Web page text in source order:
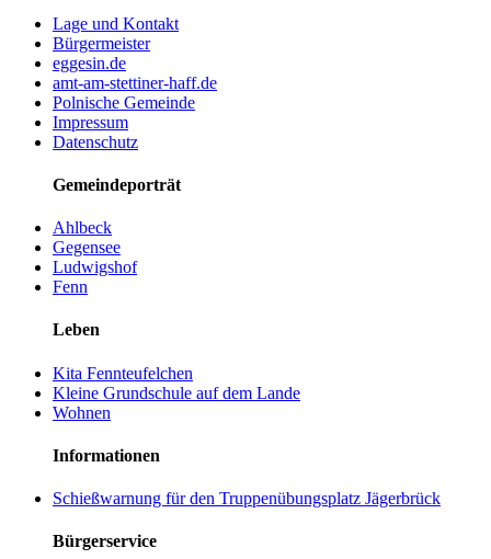
Lage und Kontakt
Bürgermeister
eggesin.de
amt-am-stettiner-haff.de
Polnische Gemeinde
Impressum
Datenschutz
Gemeindeporträt
Ahlbeck
Gegensee
Ludwigshof
Fenn
Leben
Kita Fennteufelchen
Kleine Grundschule auf dem Lande
Wohnen
Informationen
Schießwarnung für den Truppenübungsplatz Jägerbrück
Bürgerservice